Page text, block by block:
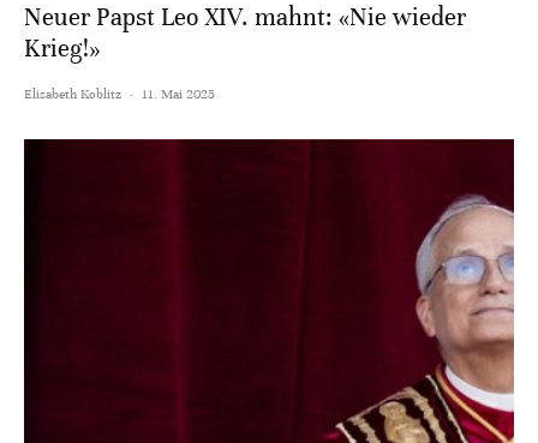
Neuer Papst Leo XIV. mahnt: «Nie wieder
Krieg!»
Elisabeth Koblitz · 11. Mai 2025